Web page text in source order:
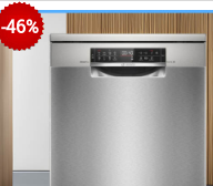
-46%